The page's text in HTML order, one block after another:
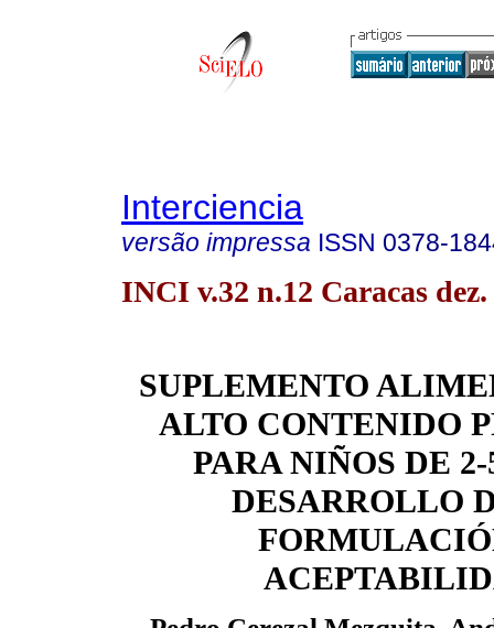
Interciencia
versão impressa ISSN 0378-
INCI v.32 n.12 Caracas dez.
SUPLEMENTO
ALTO CONTENIDO
PARA NIÑOS DE 2-
DESARROLLO